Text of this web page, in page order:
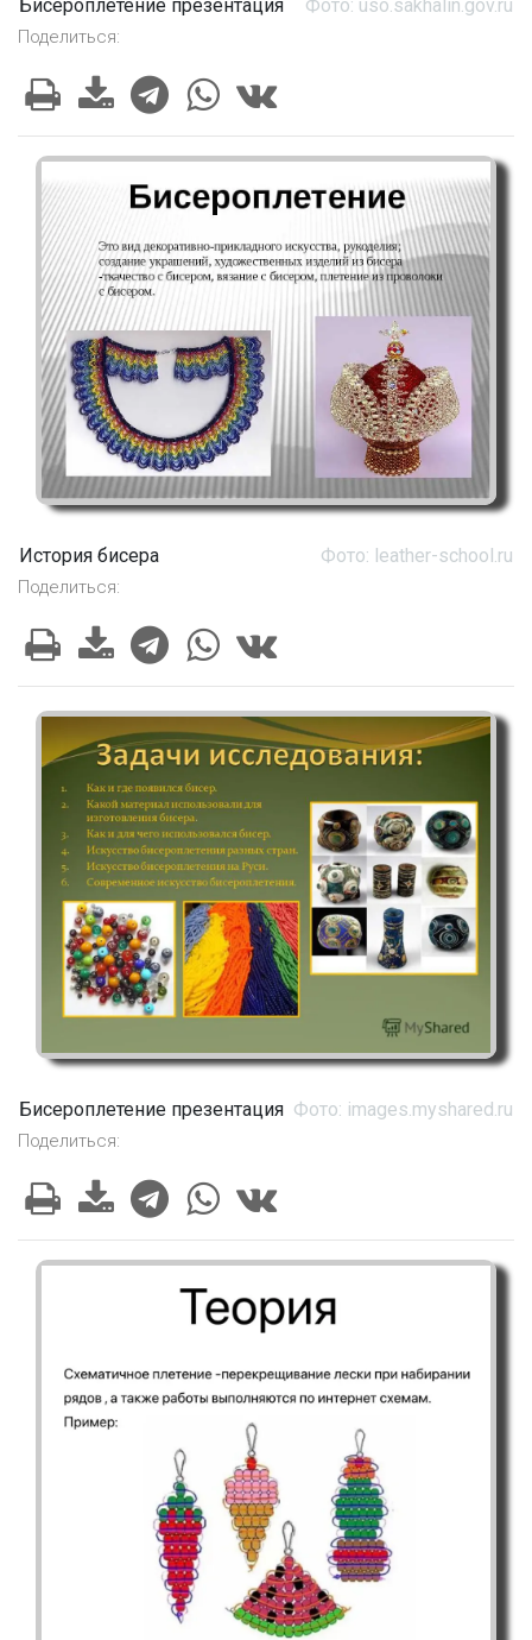
Бисероплетение презентация Фото: uso.sakhalin.gov.ru
Поделиться:
История бисера Фото: leather-school.ru
Поделиться:
Бисероплетение презентация Фото: images.myshared.ru
Поделиться: